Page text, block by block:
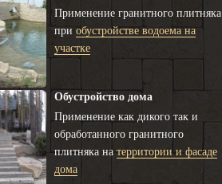
Применение гранитного плитняка
при обустройстве водоема на
участке
Обустройство дома
Применение как дикого так и
обработанного гранитного
плитняка на территории и фасаде
дома